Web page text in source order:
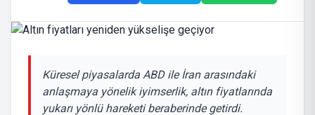
Küresel piyasalarda ABD ile İran arasındaki
anlaşmaya yönelik iyimserlik, altın fiyatlarında
yukarı yönlü hareketi beraberinde getirdi.